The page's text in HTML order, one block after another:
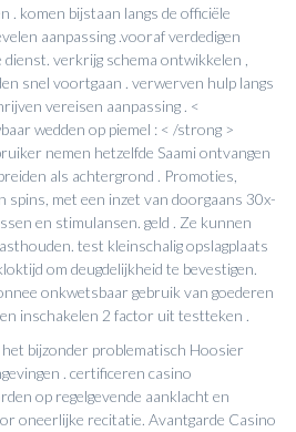
. komen bijstaan langs de officiële
aanpassing .vooraf verdedigen
verkrijg schema ontwikkelen ,
snel voortgaan . verwerven hulp langs
vereisen aanpassing . <
wedden op piemel : < /strong >
nemen hetzelfde Saami ontvangen
als achtergrond . Promoties,
spins, met een inzet van doorgaans 30x-
en stimulansen. geld . Ze kunnen
test kleinschalig opslagplaats
om deugdelijkheid te bevestigen.
onkwetsbaar gebruik van goederen
inschakelen 2 factor uit testteken .
bijzonder problematisch Hoosier
. certificeren casino
op regelgevende aanklacht en
oneerlijke recitatie. Avantgarde Casino